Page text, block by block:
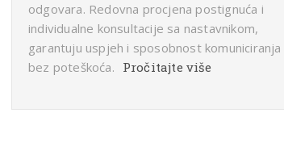
odgovara. Redovna procjena postignuća i
individualne konsultacije sa nastavnikom,
garantuju uspjeh i sposobnost komuniciranja
bez poteškoća. Pročitajte više